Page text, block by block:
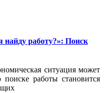
найду работу?»: Поиск
ситуация может
работы становится